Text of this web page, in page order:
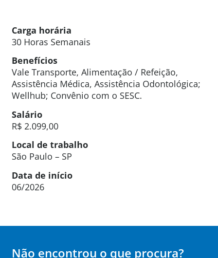
Carga horária
30 Horas Semanais
Benefícios
Vale Transporte, Alimentação / Refeição,
Assistência Médica, Assistência Odontológica;
Wellhub; Convênio com o SESC.
Salário
R$ 2.099,00
Local de trabalho
São Paulo – SP
Data de início
06/2026
Não encontrou o que procura?